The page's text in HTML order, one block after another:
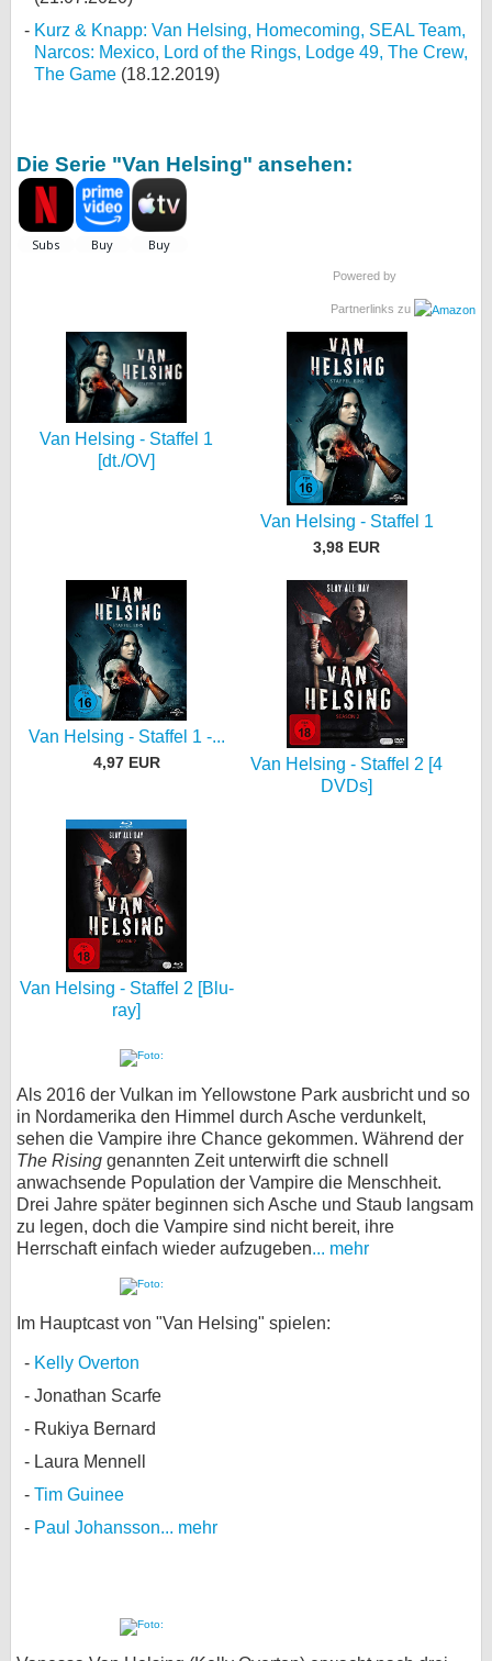
Kurz & Knapp: Van Helsing, Homecoming, SEAL Team,
Narcos: Mexico, Lord of the Rings, Lodge 49, The Crew,
The Game (18.12.2019)
Die Serie "Van Helsing" ansehen:
Powered by
Partnerlinks zu
Van Helsing - Staffel 1
[dt./OV]
Van Helsing - Staffel 1
3,98 EUR
Van Helsing - Staffel 1 -...
4,97 EUR
Van Helsing - Staffel 2 [4
DVDs]
Van Helsing - Staffel 2 [Blu-
ray]
Als 2016 der Vulkan im Yellowstone Park ausbricht und so
in Nordamerika den Himmel durch Asche verdunkelt,
sehen die Vampire ihre Chance gekommen. Während der
The Rising genannten Zeit unterwirft die schnell
anwachsende Population der Vampire die Menschheit.
Drei Jahre später beginnen sich Asche und Staub langsam
zu legen, doch die Vampire sind nicht bereit, ihre
Herrschaft einfach wieder aufzugeben... mehr
Im Hauptcast von "Van Helsing" spielen:
Kelly Overton
Jonathan Scarfe
Rukiya Bernard
Laura Mennell
Tim Guinee
Paul Johansson... mehr